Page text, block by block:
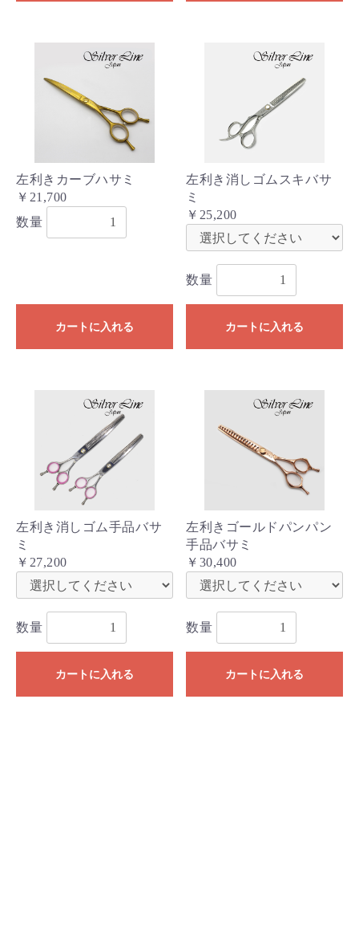
左利きカーブハサミ
￥21,700
数量
カートに入れる
左利き消しゴムスキバサ
ミ
￥25,200
数量
カートに入れる
左利き消しゴム手品バサ
ミ
￥27,200
数量
カートに入れる
左利きゴールドパンパン
手品バサミ
￥30,400
数量
カートに入れる